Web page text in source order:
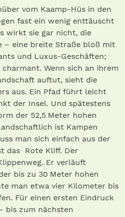
vom Kaamp-Hüs in den
fast ein wenig enttäuscht
wirkt sie gar nicht, die
– eine breite Straße bloß mit
und Luxus-Geschäften;
Wenn sich an ihrem
auftut, sieht die
aus. Ein Pfad führt leicht
der Insel. Und spätestens
der 52,5 Meter hohen
ist Kampen
man sich einfach aus der
das Rote Kliff. Der
Er verläuft
bis zu 30 Meter hohen
man etwa vier Kilometer bis
Für einen ersten Eindruck
bis zum nächsten